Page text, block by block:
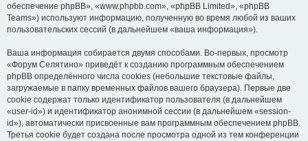
обеспечение phpBB», «www.phpbb.com», «phpBB Limited», «phpBB
Teams») используют информацию, полученную во время любой из ваших
пользовательских сессий (в дальнейшем «ваша информация»).
Ваша информация собирается двумя способами. Во-первых, просмотр
«Форум Селятино» приведёт к созданию программным обеспечением
phpBB определённого числа cookies (небольшие текстовые файлы,
загружаемые в папку временных файлов вашего браузера). Первые две
cookie содержат только идентификатор пользователя (в дальнейшем
«user-id») и идентификатор анонимной сессии (в дальнейшем «session-
id»), автоматически присвоенные вам программным обеспечением phpBB.
Третья cookie будет создана после просмотра одной из тем конференции